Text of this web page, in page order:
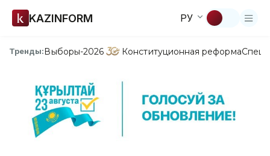
KAZINFORM РУ
Тренды:Выборы-2026 Конституционная реформа